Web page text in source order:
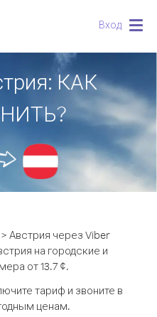
Вход
КАК
Австрия через Viber
на городские и
от 13.7 ¢.
тариф и звоните в
ценам.